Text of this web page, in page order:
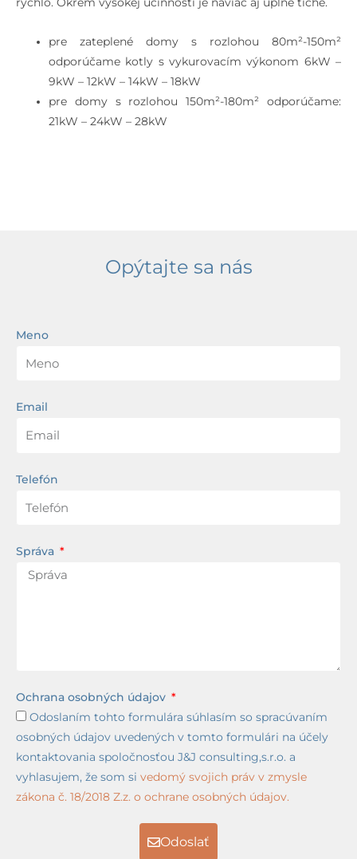
pre zateplené domy s rozlohou 80m²-150m²
odporúčame kotly s vykurovacím výkonom 6kW –
9kW – 12kW – 14kW – 18kW
pre domy s rozlohou 150m²-180m² odporúčame:
21kW – 24kW – 28kW
Opýtajte sa nás
Meno
Email
Telefón
Správa
Ochrana osobných údajov
Odoslaním tohto formulára súhlasím so spracúvaním
osobných údajov uvedených v tomto formulári na účely
kontaktovania spoločnosťou J&J consulting,s.r.o. a
vyhlasujem, že som si vedomý svojich práv v zmysle
zákona č. 18/2018 Z.z. o ochrane osobných údajov.
Odoslať